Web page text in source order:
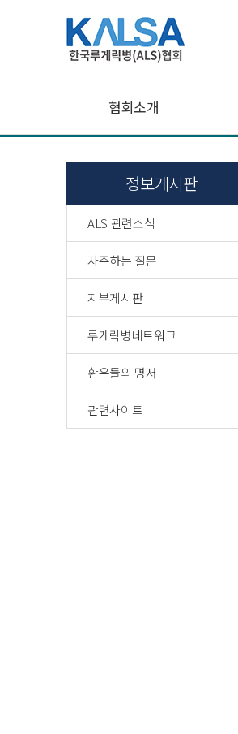
협회소개
정보게시판
ALS 관련소식
자주하는 질문
지부게시판
루게릭병네트워크
환우들의 명저
관련사이트